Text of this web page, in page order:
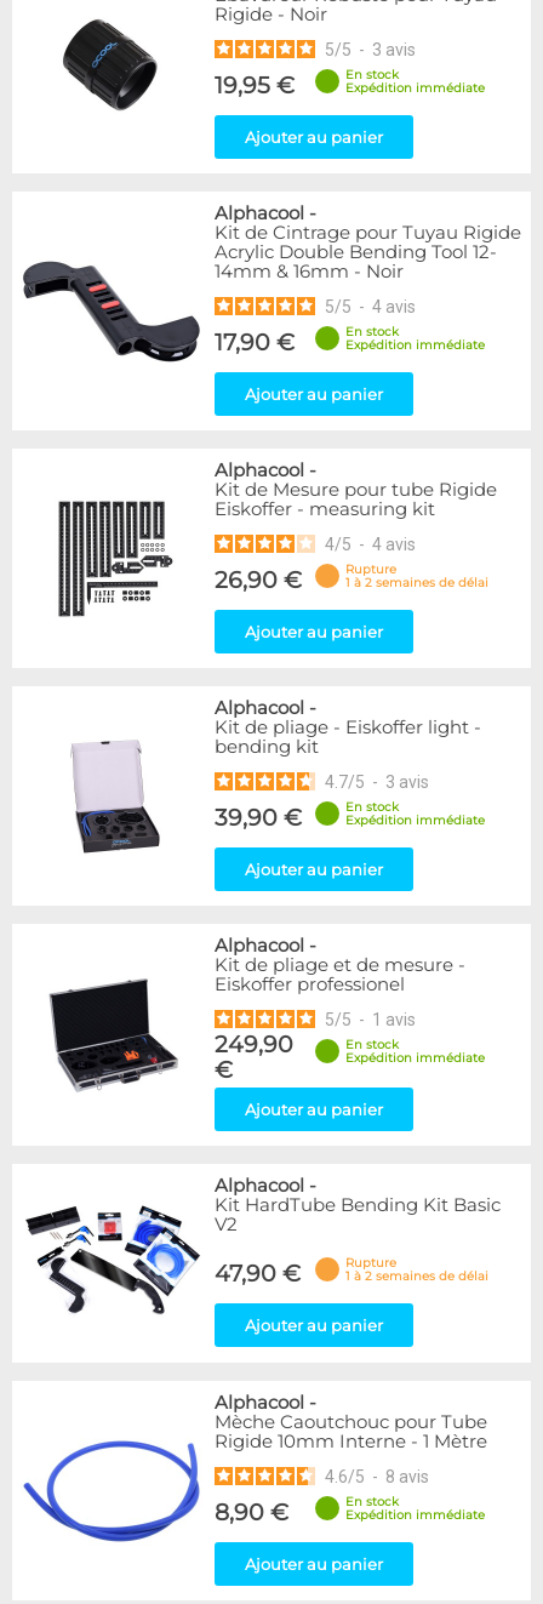
Rigide - Noir
5/5 - 3 avis
19,95 €
En stock
Expédition immédiate
Ajouter au panier
Alphacool -
Kit de Cintrage pour Tuyau Rigide
Acrylic Double Bending Tool 12-
14mm & 16mm - Noir
5/5 - 4 avis
17,90 €
En stock
Expédition immédiate
Ajouter au panier
Alphacool -
Kit de Mesure pour tube Rigide
Eiskoffer - measuring kit
4/5 - 4 avis
26,90 €
Rupture
1 à 2 semaines de délai
Ajouter au panier
Alphacool -
Kit de pliage - Eiskoffer light -
bending kit
4.7/5 - 3 avis
39,90 €
En stock
Expédition immédiate
Ajouter au panier
Alphacool -
Kit de pliage et de mesure -
Eiskoffer professionel
5/5 - 1 avis
249,90
€
En stock
Expédition immédiate
Ajouter au panier
Alphacool -
Kit HardTube Bending Kit Basic
V2
47,90 €
Rupture
1 à 2 semaines de délai
Ajouter au panier
Alphacool -
Mèche Caoutchouc pour Tube
Rigide 10mm Interne - 1 Mètre
4.6/5 - 8 avis
8,90 €
En stock
Expédition immédiate
Ajouter au panier